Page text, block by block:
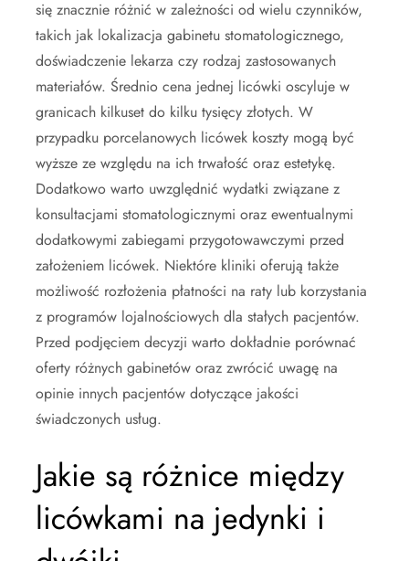
się znacznie różnić w zależności od wielu czynników,
takich jak lokalizacja gabinetu stomatologicznego,
doświadczenie lekarza czy rodzaj zastosowanych
materiałów. Średnio cena jednej licówki oscyluje w
granicach kilkuset do kilku tysięcy złotych. W
przypadku porcelanowych licówek koszty mogą być
wyższe ze względu na ich trwałość oraz estetykę.
Dodatkowo warto uwzględnić wydatki związane z
konsultacjami stomatologicznymi oraz ewentualnymi
dodatkowymi zabiegami przygotowawczymi przed
założeniem licówek. Niektóre kliniki oferują także
możliwość rozłożenia płatności na raty lub korzystania
z programów lojalnościowych dla stałych pacjentów.
Przed podjęciem decyzji warto dokładnie porównać
oferty różnych gabinetów oraz zwrócić uwagę na
opinie innych pacjentów dotyczące jakości
świadczonych usług.
Jakie są różnice między
licówkami na jedynki i